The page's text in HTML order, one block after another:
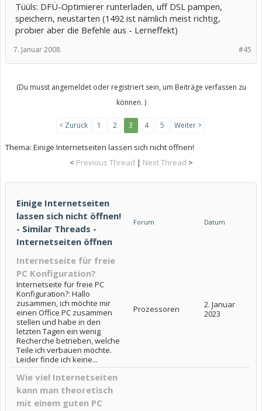
Tüüls: DFÜ-Optimierer runterladen, uff DSL pampen,
speichern, neustarten (1492 ist nämlich meist richtig,
probier aber die Befehle aus - Lerneffekt)
#45
7. Januar 2008
(Du musst angemeldet oder registriert sein, um Beiträge verfassen zu
können. )
< Zurück 1 2 3 4 5 Weiter >
Thema: Einige Internetseiten lassen sich nicht öffnen!
< Previous Thread | Next Thread >
Einige Internetseiten
lassen sich nicht öffnen!
- Similar Threads -
Internetseiten öffnen
Forum Datum
Internetseite für freie
PC Konfiguration?
Internetseite für freie PC
Konfiguration?: Hallo
zusammen, ich möchte mir
einen Office PC zusammen
stellen und habe in den
letzten Tagen ein wenig
Recherche betrieben, welche
Teile ich verbauen möchte.
Leider finde ich keine...
Prozessoren
2. Januar
2023
Wie viel Internetseiten
kann man theoretisch
mit einem guten PC